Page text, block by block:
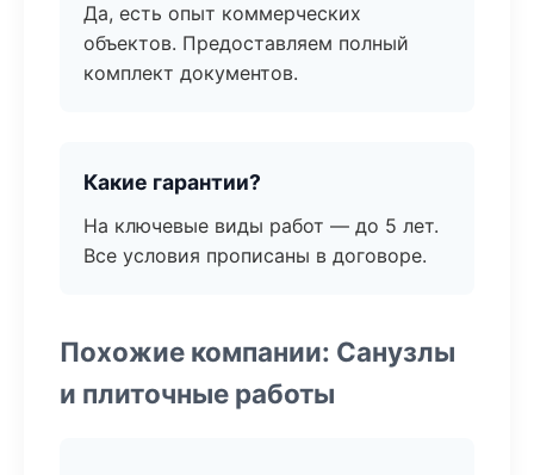
Да, есть опыт коммерческих
объектов. Предоставляем полный
комплект документов.
Какие гарантии?
На ключевые виды работ — до 5 лет.
Все условия прописаны в договоре.
Похожие компании: Санузлы
и плиточные работы